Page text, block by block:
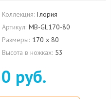
Коллекция: Глория
Артикул: MB-GL170-80
Размеры: 170 х 80
Высота в ножках: 53
руб.